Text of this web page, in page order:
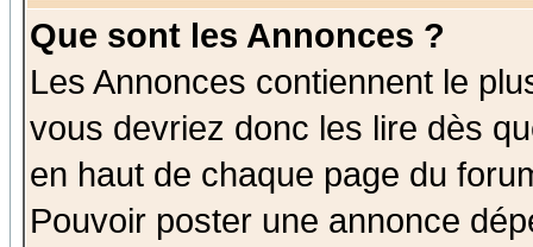
Que sont les Annonces ?
Les Annonces contiennent le
vous devriez donc les lire dès
en haut de chaque page du
Pouvoir poster une annonce